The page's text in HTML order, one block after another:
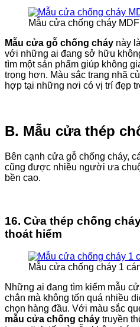
Mẫu cửa chống cháy
Mẫu cửa gỗ chống cháy này
với những ai đang sở hữu
tìm một sản phẩm giúp không
trọng hơn. Màu sắc trang nhã
hợp tại những nơi có vị trí đẹp
B. Mẫu cửa thép
Bên cạnh cửa gỗ chống cháy,
cũng được nhiều người ưa
bền cao.
16. Cửa thép chống
thoát hiểm
Mẫu cửa chống cháy 1
Những ai đang tìm kiếm mẫu
chắn mà không tốn quá nhiều
chọn hàng đầu. Với màu sắc
mẫu cửa chống cháy truyền